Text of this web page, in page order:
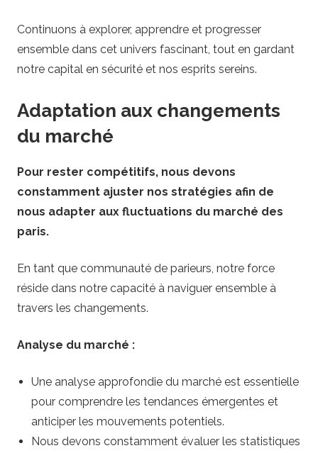
Continuons à explorer, apprendre et progresser
ensemble dans cet univers fascinant, tout en gardant
notre capital en sécurité et nos esprits sereins.
Adaptation aux changements
du marché
Pour rester compétitifs, nous devons
constamment ajuster nos stratégies afin de
nous adapter aux fluctuations du marché des
paris.
En tant que communauté de parieurs, notre force
réside dans notre capacité à naviguer ensemble à
travers les changements.
Analyse du marché :
Une analyse approfondie du marché est essentielle
pour comprendre les tendances émergentes et
anticiper les mouvements potentiels.
Nous devons constamment évaluer les statistiques